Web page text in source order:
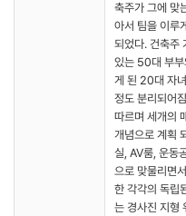
축주가 그에 맞
아서 팀을 이루
되었다. 건축주
있는 50대 부부
게 된 20대 자
정도 분리되어
따르며 세개의
개념으로 계획
실, AV룸, 운동
으로 맞물리면
한 각각의 독립
는 경사진 지형